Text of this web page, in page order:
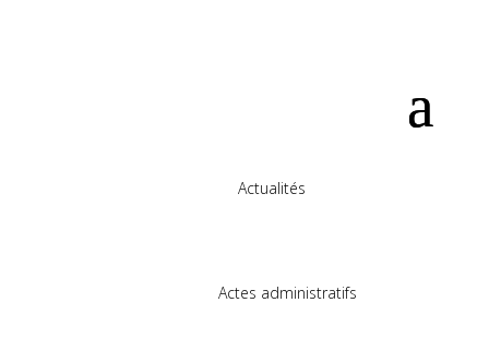
Actualités
Actes administratifs